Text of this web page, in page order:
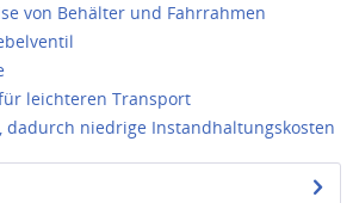
von Behälter und Fahrrahmen
leichteren Transport
dadurch niedrige Instandhaltungskosten